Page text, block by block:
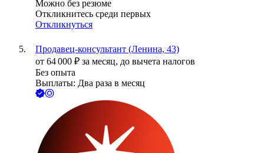
Можно без резюме
Откликнитесь среди первых
Откликнуться
Продавец-консультант (Ленина, 43)
от 64 000 ₽ за месяц, до вычета налогов
Без опыта
Выплаты: Два раза в месяц